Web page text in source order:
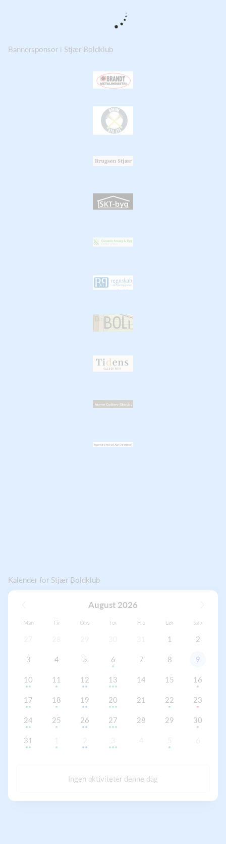
Bannersponsor i Stjær Boldklub
Kalender for Stjær Boldklub
August 2026
Man Tir Ons Tor Fre Lør Søn
1 2
3 4 5 6 7 8 9
10 11 12 13 14 15 16
17 18 19 20 21 22 23
24 25 26 27 28 29 30
31
Ingen aktiviteter denne dag